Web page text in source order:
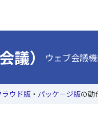
議） ウェブ会議
ラウド版 ・ パッケージ版の動